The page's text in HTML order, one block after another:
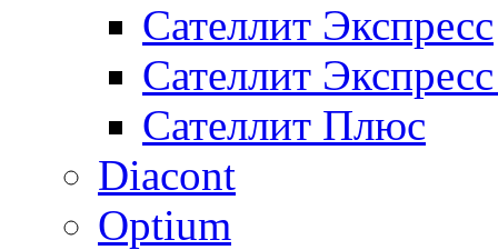
Сателлит Экспресс
Сателлит
Сателлит Плюс
Diacont
Optium